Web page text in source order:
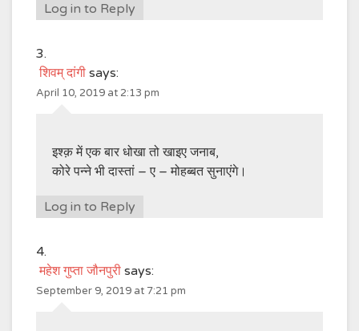
Log in to Reply
शिवम् दांगी says:
April 10, 2019 at 2:13 pm
इश्क़ में एक बार धोखा तो खाइए जनाब,
कोरे पन्ने भी दास्तां – ए – मोहब्बत सुनाएंगे।
Log in to Reply
महेश गुप्ता जौनपुरी says:
September 9, 2019 at 7:21 pm